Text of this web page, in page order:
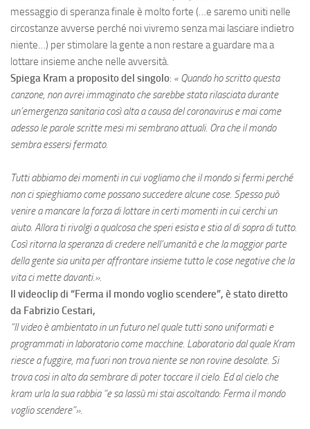
messaggio di speranza finale è molto forte (…e saremo uniti nelle
circostanze avverse perché noi vivremo senza mai lasciare indietro
niente…) per stimolare la gente a non restare a guardare ma a
lottare insieme anche nelle avversità.
Spiega Kram a proposito del singolo: « Quando ho scritto questa
canzone, non avrei immaginato che sarebbe stata rilasciata durante
un’emergenza sanitaria così alta a causa del coronavirus e mai come
adesso le parole scritte mesi mi sembrano attuali. Ora che il mondo
sembra essersi fermato.
Tutti abbiamo dei momenti in cui vogliamo che il mondo si fermi perché
non ci spieghiamo come possano succedere alcune cose. Spesso può
venire a mancare la forza di lottare in certi momenti in cui cerchi un
aiuto. Allora ti rivolgi a qualcosa che speri esista e stia al di sopra di tutto.
Così ritorna la speranza di credere nell’umanità e che la maggior parte
della gente sia unita per affrontare insieme tutto le cose negative che la
vita ci mette davanti.».
Il videoclip di “Ferma il mondo voglio scendere”, è stato diretto
da Fabrizio Cestari,
“Il video è ambientato in un futuro nel quale tutti sono uniformati e
programmati in laboratorio come macchine. Laboratorio dal quale Kram
riesce a fuggire, ma fuori non trova niente se non rovine desolate. Si
trova cosi in alto da sembrare di poter toccare il cielo. Ed al cielo che
kram urla la sua rabbia “e sa lassù mi stai ascoltando: Ferma il mondo
voglio scendere”».